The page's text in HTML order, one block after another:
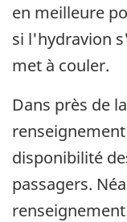
en meilleure
si l'hydravion
met à couler.
Dans près de
disponibilité
passagers.